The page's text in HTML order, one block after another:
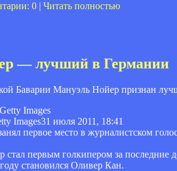
0 | Читать полностью
— лучший в Германии
Баварии Мануэль Нойер признан
Images31 июля 2011, 18:41
первое место в журналистском
первым голкипером за последние
становился Оливер Кан.